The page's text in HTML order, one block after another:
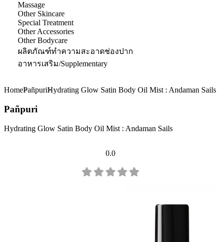
Massage
Other Skincare
Special Treatment
Other Accessories
Other Bodycare
ผลิตภัณฑ์ทำความสะอาดช่องปาก
อาหารเสริม/Supplementary
HomePañpuriHydrating Glow Satin Body Oil Mist : Andaman Sails
Pañpuri
Hydrating Glow Satin Body Oil Mist : Andaman Sails
0.0